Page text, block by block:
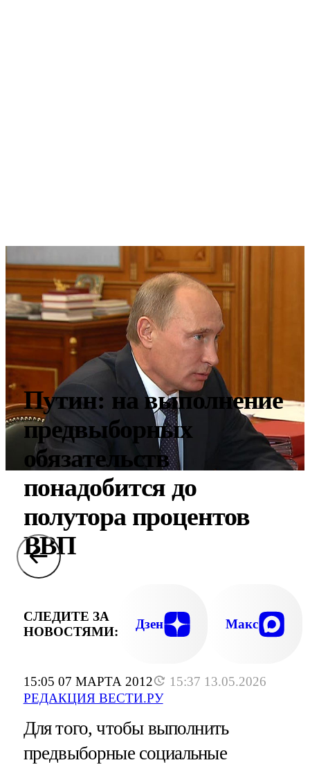
15:05 07 МАРТА 2012
15:37 13.05.2026
РЕДАКЦИЯ ВЕСТИ.РУ
Путин: на выполнение
предвыборных
обязательств
понадобится до
полутора процентов
ВВП
СЛЕДИТЕ ЗА
НОВОСТЯМИ:
Дзен Макс
Для того, чтобы выполнить
предвыборные социальные